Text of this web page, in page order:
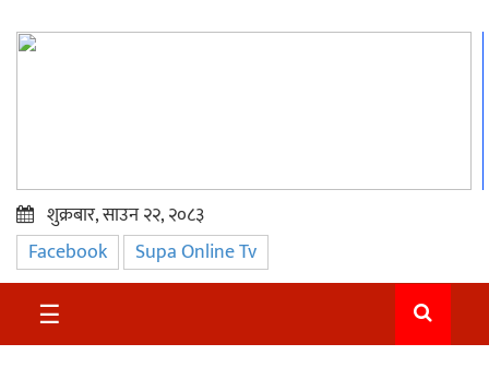
प्रमुख
समाचार
सुदुर
शुक्रबार, साउन २२, २०८३
Facebook Supa Online Tv
☰